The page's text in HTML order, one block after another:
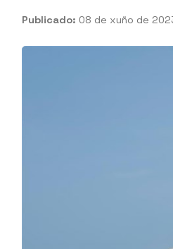
Publicado: 08 de xuño de